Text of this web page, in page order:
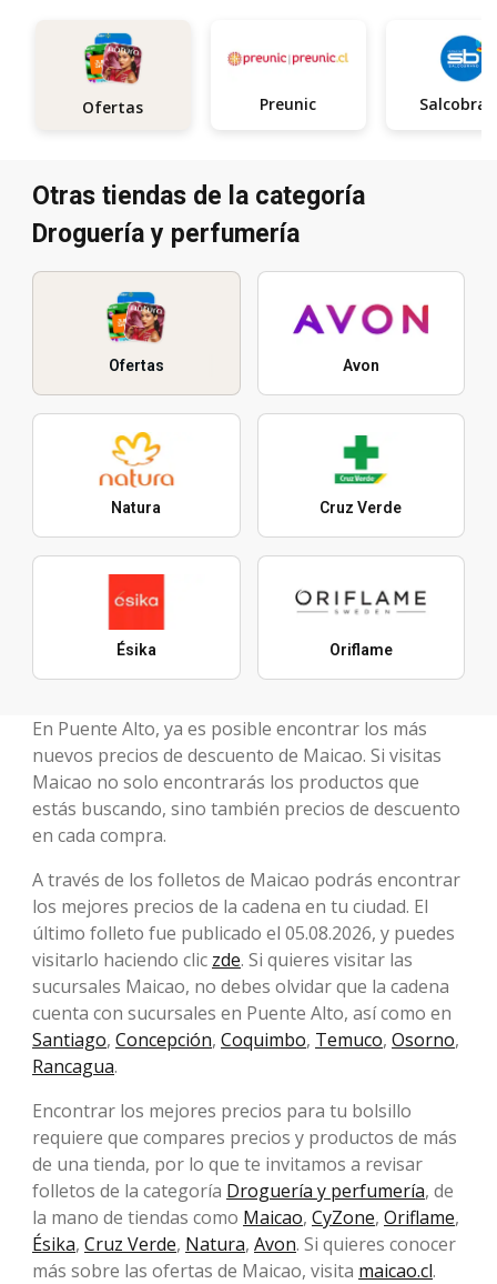
Ofertas Preunic
Otras tiendas de la categoría
Droguería y perfumería
Ofertas Avon
Natura Cruz Verde
Ésika Oriflame
En Puente Alto, ya es posible encontrar los más
nuevos precios de descuento de Maicao. Si visitas
Maicao no solo encontrarás los productos que
estás buscando, sino también precios de descuento
en cada compra.
A través de los folletos de Maicao podrás encontrar
los mejores precios de la cadena en tu ciudad. El
último folleto fue publicado el 05.08.2026, y puedes
visitarlo haciendo clic zde. Si quieres visitar las
sucursales Maicao, no debes olvidar que la cadena
cuenta con sucursales en Puente Alto, así como en
Santiago, Concepción, Coquimbo, Temuco, Osorno,
Rancagua.
Encontrar los mejores precios para tu bolsillo
requiere que compares precios y productos de más
de una tienda, por lo que te invitamos a revisar
folletos de la categoría Droguería y perfumería, de
la mano de tiendas como Maicao, CyZone, Oriflame,
Ésika, Cruz Verde, Natura, Avon. Si quieres conocer
más sobre las ofertas de Maicao, visita maicao.cl.